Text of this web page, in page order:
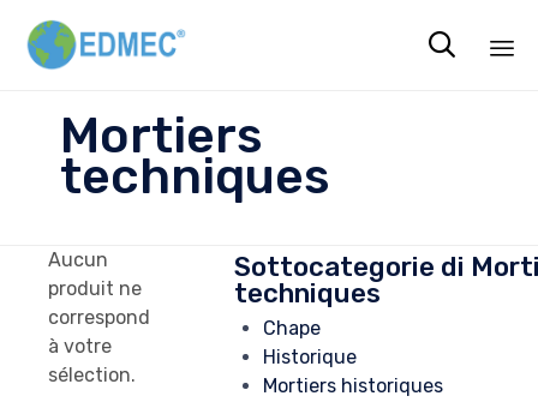

Mortiers
techniques
Sottocategorie di
techniques
Chape
Historique
Mortiers historiques
Aucun
produit ne
correspond
à votre
sélection.